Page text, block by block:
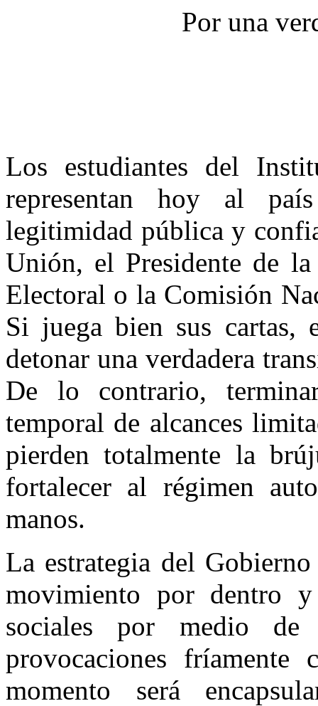
Por una
Los estudiantes del
representan hoy al
legitimidad pública y
Unión, el Presidente de
Electoral o la Comisión
Si juega bien sus cartas,
detonar una verdadera
De lo contrario,
temporal de alcances
pierden totalmente la
fortalecer al régimen
manos.
La estrategia del
movimiento por dentro y
sociales por medio
provocaciones
momento será